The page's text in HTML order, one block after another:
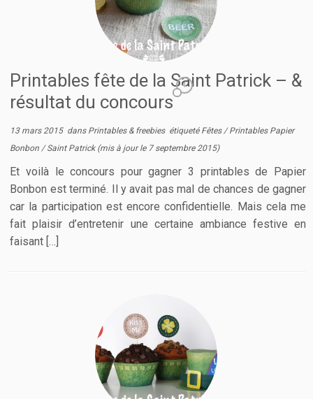
Printables fête de la Saint Patrick – &
résultat du concours
4
13 mars 2015dans Printables & freebies étiqueté Fêtes /Printables Papier
Bonbon /Saint Patrick (mis à jour le 7 septembre 2015)
Et voilà le concours pour gagner 3 printables de Papier
Bonbon est terminé. Il y avait pas mal de chances de gagner
car la participation est encore confidentielle. Mais cela me
fait plaisir d’entretenir une certaine ambiance festive en
faisant […]